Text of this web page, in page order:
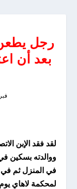
رجل
بعد أن
لقد فقد الإبن
لمحكمة لاهاي